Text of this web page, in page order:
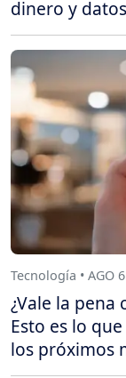
dinero y datos
Tecnología • AGO
¿Vale la pena
Esto es lo
los próximos